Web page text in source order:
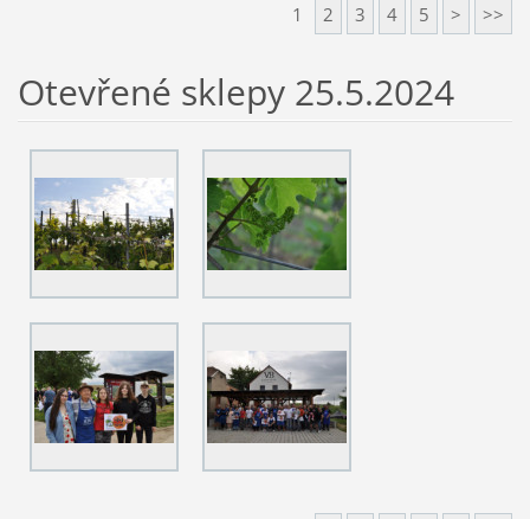
1 2 3 4 5 > >>
Otevřené sklepy 25.5.2024